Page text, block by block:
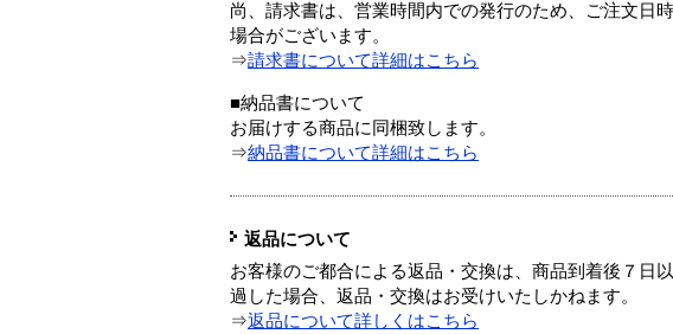
尚、請求書は、営業時間内での発行のため、ご注文日
場合がございます。
⇒請求書について詳細はこちら
■納品書について
お届けする商品に同梱致します。
⇒納品書について詳細はこちら
返品について
お客様のご都合による返品・交換は、商品到着後７日
過した場合、返品・交換はお受けいたしかねます。
⇒返品について詳しくはこちら